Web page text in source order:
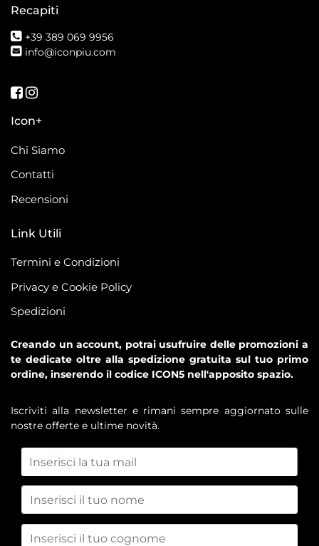
Recapiti
+39 389 069 9956
info@iconpiu.com
Seguici su Facebook
Seguici su Instagram
Icon+
Chi Siamo
Contatti
Recensioni
Link Utili
Termini e Condizioni
Privacy e Cookie Policy
Spedizioni
Creando un account, potrai usufruire delle promozioni a
te dedicate oltre alla spedizione gratuita sul tuo primo
ordine, inserendo il codice ICON5 nell'apposito spazio.
Iscriviti alla newsletter e rimani sempre aggiornato sulle
nostre offerte e ultime novità.